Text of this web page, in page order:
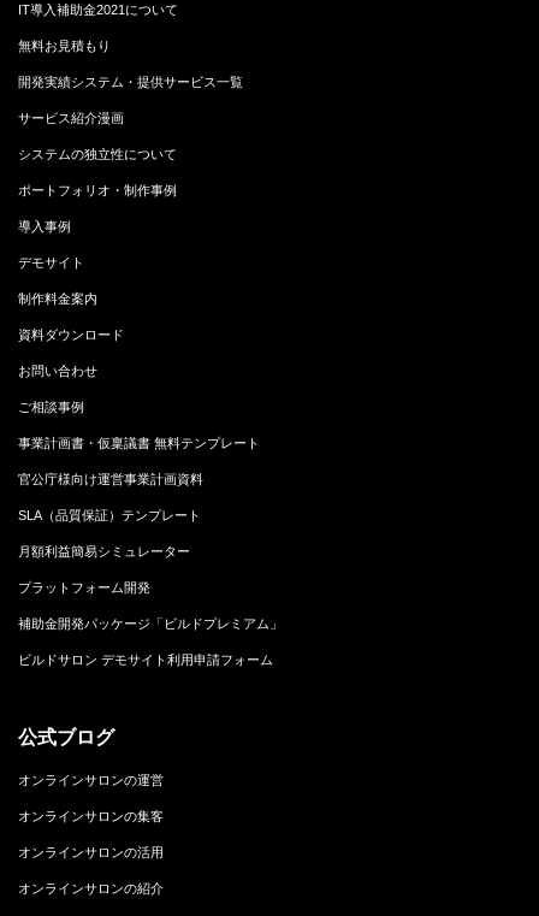
IT導入補助金2021について
無料お見積もり
開発実績システム・提供サービス一覧
サービス紹介漫画
システムの独立性について
ポートフォリオ・制作事例
導入事例
デモサイト
制作料金案内
資料ダウンロード
お問い合わせ
ご相談事例
事業計画書・仮稟議書 無料テンプレート
官公庁様向け運営事業計画資料
SLA（品質保証）テンプレート
月額利益簡易シミュレーター
プラットフォーム開発
補助金開発パッケージ「ビルドプレミアム」
ビルドサロン デモサイト利用申請フォーム
公式ブログ
オンラインサロンの運営
オンラインサロンの集客
オンラインサロンの活用
オンラインサロンの紹介